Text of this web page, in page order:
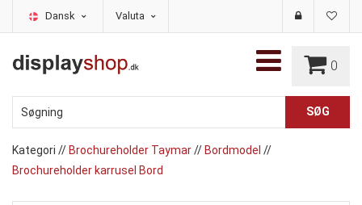
Dansk Valuta
0
Kategori // Brochureholder Taymar// Bordmodel //
Brochureholder karrusel Bord